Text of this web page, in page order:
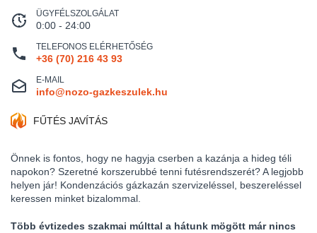
ÜGYFÉLSZOLGÁLAT
0:00 - 24:00
TELEFONOS ELÉRHETŐSÉG
+36 (70) 216 43 93
E-MAIL
info@nozo-gazkeszulek.hu
FŰTÉS JAVÍTÁS
Önnek is fontos, hogy ne hagyja cserben a kazánja a hideg téli
napokon? Szeretné korszerubbé tenni futésrendszerét? A legjobb
helyen jár! Kondenzációs gázkazán szervizeléssel, beszereléssel
keressen minket bizalommal.
Több évtizedes szakmai múlttal a hátunk mögött már nincs